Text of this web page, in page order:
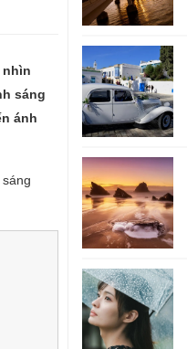
nhìn
sáng
ánh